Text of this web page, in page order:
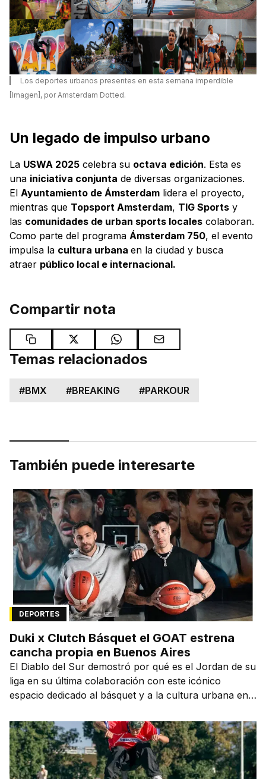
Los deportes urbanos presentes en esta semana imperdible
[Imagen], por Amsterdam Dotted.
Un legado de impulso urbano
La USWA 2025 celebra su octava edición. Esta es
una iniciativa conjunta de diversas organizaciones.
El Ayuntamiento de Ámsterdam lidera el proyecto,
mientras que Topsport Amsterdam, TIG Sports y
las comunidades de urban sports locales colaboran.
Como parte del programa Ámsterdam 750, el evento
impulsa la cultura urbana en la ciudad y busca
atraer público local e internacional.
Compartir nota
Temas relacionados
#BMX #BREAKING #PARKOUR
También puede interesarte
DEPORTES
Duki x Clutch Básquet el GOAT estrena
cancha propia en Buenos Aires
El Diablo del Sur demostró por qué es el Jordan de su
liga en su última colaboración con este icónico
espacio dedicado al básquet y a la cultura urbana en